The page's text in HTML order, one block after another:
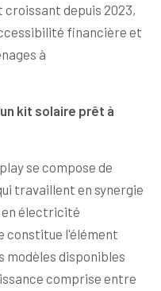
depuis 2023,
financière et
à
kit solaire prêt à
se compose de
travaillent en synergie
en électricité
constitue l'élément
modèles disponibles
comprise entre